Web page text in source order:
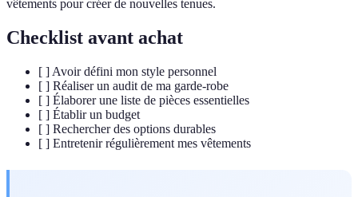
vêtements pour créer de nouvelles tenues.
Checklist avant achat
[ ] Avoir défini mon style personnel
[ ] Réaliser un audit de ma garde-robe
[ ] Élaborer une liste de pièces essentielles
[ ] Établir un budget
[ ] Rechercher des options durables
[ ] Entretenir régulièrement mes vêtements